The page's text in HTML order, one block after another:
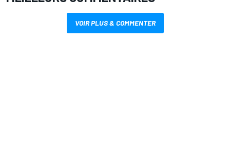
VOIR PLUS & COMMENTER